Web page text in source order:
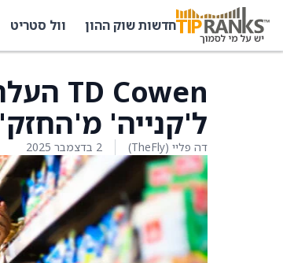
חדשות שוק ההון וול סטריט
ל'קנייה' מ'החזק'
דה פליי (TheFly) 2 בדצמבר 2025